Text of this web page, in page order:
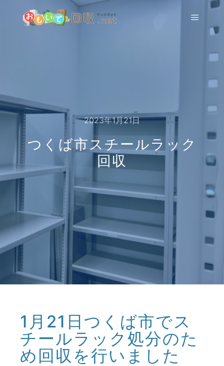
メイ
2023年1月21日
つくば市スチールラック
回収
1月21日つくば市でス
チールラック処分のた
め回収を行いました